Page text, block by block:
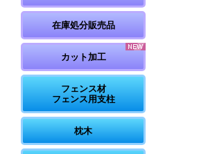
在庫処分販売品
カット加工
フェンス材
フェンス用支柱
枕木